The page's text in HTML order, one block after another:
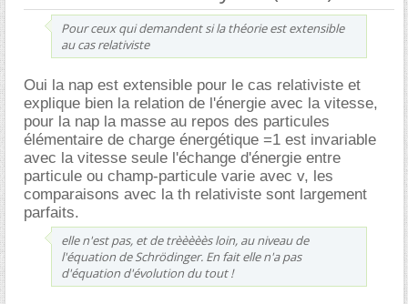
Pour ceux qui demandent si la théorie est extensible
au cas relativiste
Oui la nap est extensible pour le cas relativiste et
explique bien la relation de l'énergie avec la vitesse,
pour la nap la masse au repos des particules
élémentaire de charge énergétique =1 est invariable
avec la vitesse seule l'échange d'énergie entre
particule ou champ-particule varie avec v, les
comparaisons avec la th relativiste sont largement
parfaits.
elle n'est pas, et de trèèèèès loin, au niveau de
l'équation de Schrödinger. En fait elle n'a pas
d'équation d'évolution du tout !